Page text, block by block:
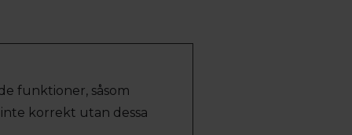
funktioner, såsom
korrekt utan dessa